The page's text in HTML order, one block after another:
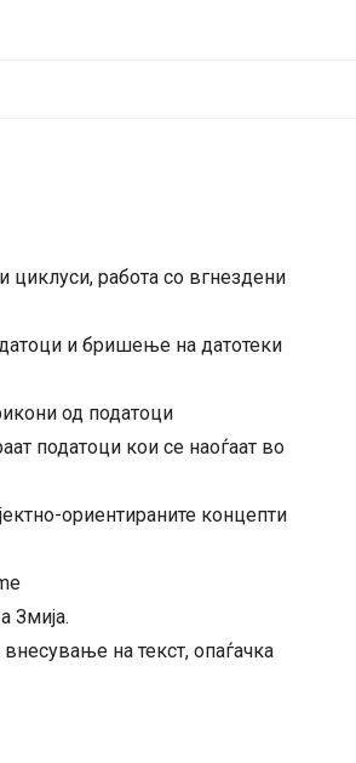
работа со вгнездени
и бришење на датотеки
од податоци
податоци кои се наоѓаат во
ориентираните концепти
Змија.
на текст, oпаѓачка